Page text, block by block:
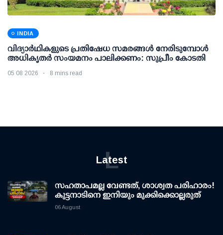
INDIA
വിദ്യാര്‍ഥികളുടെ പ്രതിഷേധ സമരങ്ങള്‍ നേരിടുമ്പോള്‍
അധികൃതര്‍ സംയമനം പാലിക്കണം: സുപ്രീം കോടതി
05 08 2026 8 mins read
Latest
L
സഹതാപമല്ല വേണ്ടത്, ശാശ്വത പരിഹാരം!
കുട്ടനാടിനെ ഇനിയും മുക്കിക്കൊല്ലരുത്
06 August